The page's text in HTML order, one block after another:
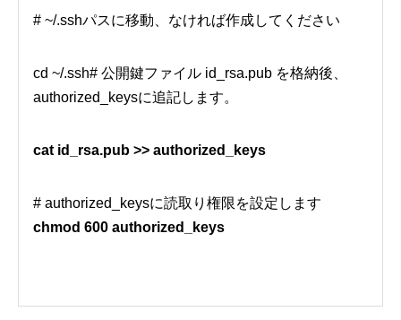
# ~/.sshパスに移動、なければ作成してください
cd ~/.ssh# 公開鍵ファイル id_rsa.pub を格納後、
authorized_keysに追記します。
cat id_rsa.pub >> authorized_keys
# authorized_keysに読取り権限を設定します
chmod 600 authorized_keys